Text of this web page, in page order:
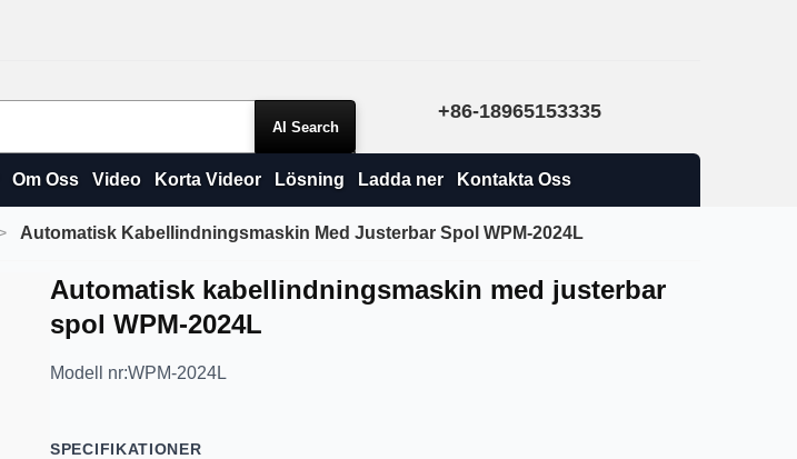
+86-18965153335
Om Oss Video Korta Videor Lösning Ladda ner Kontakta Oss
Automatisk Kabellindningsmaskin Med Justerbar Spol WPM-2024L
Automatisk kabellindningsmaskin med justerbar
spol WPM-2024L
Modell nr:WPM-2024L
SPECIFIKATIONER